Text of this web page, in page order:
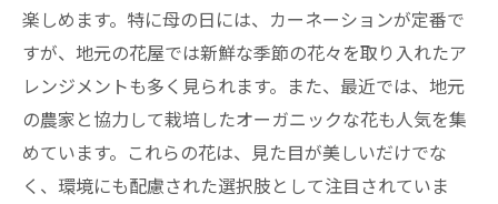
楽しめます。特に母の日には、カーネーションが定番で
すが、地元の花屋では新鮮な季節の花々を取り入れたア
レンジメントも多く見られます。また、最近では、地元
の農家と協力して栽培したオーガニックな花も人気を集
めています。これらの花は、見た目が美しいだけでな
く、環境にも配慮された選択肢として注目されていま